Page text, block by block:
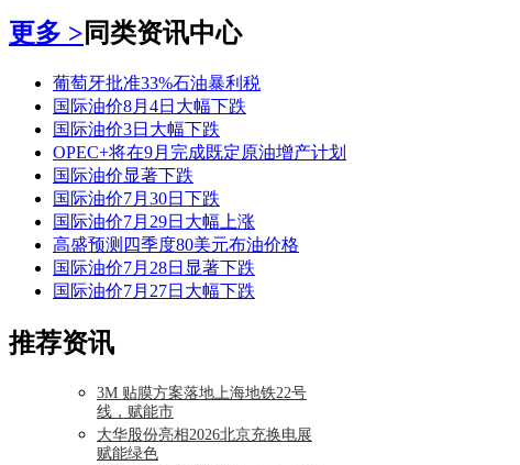
更多 >同类资讯中心
葡萄牙批准33%石油暴利税
国际油价8月4日大幅下跌
国际油价3日大幅下跌
OPEC+将在9月完成既定原油增产计划
国际油价显著下跌
国际油价7月30日下跌
国际油价7月29日大幅上涨
高盛预测四季度80美元布油价格
国际油价7月28日显著下跌
国际油价7月27日大幅下跌
推荐资讯
3M 贴膜方案落地上海地铁22号
线，赋能市
大华股份亮相2026北京充换电展
赋能绿色